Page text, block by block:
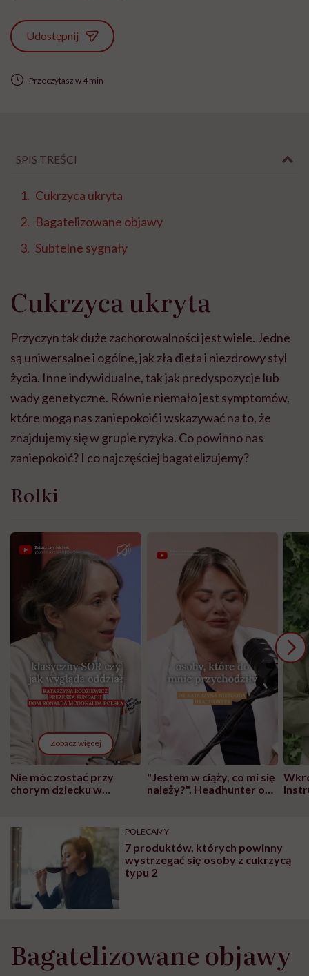
Udostępnij
Przeczytasz w 4 min
SPIS TREŚCI
Cukrzyca ukryta
Bagatelizowane objawy
Subtelne sygnały
Cukrzyca ukryta
Przyczyn tak duże zachorowalności jest wiele. Jedne
są uniwersalne i ogólne, jak zła dieta i niezdrowy styl
życia. Inne indywidualne, tak jak predyspozycje lub
wady genetyczne. Równie niemało jest symptomów,
które mogą nas zaniepokoić i wskazywać na to, że
znajdujemy się w grupie ryzyka. Co powinno nas
zaniepokoić? I co najczęściej bagatelizujemy?
Rolki
Zobacz więcej
Nie móc zostać przy
chorym dziecku w
może chyba tylko
głupota i brak
wyobraźni"
"Jestem w ciąży, co mi się
należy?". Headhunter o
pracy
POLECAMY
7 produktów, których powinny
wystrzegać się osoby z cukrzycą
typu 2
Bagatelizowane objawy